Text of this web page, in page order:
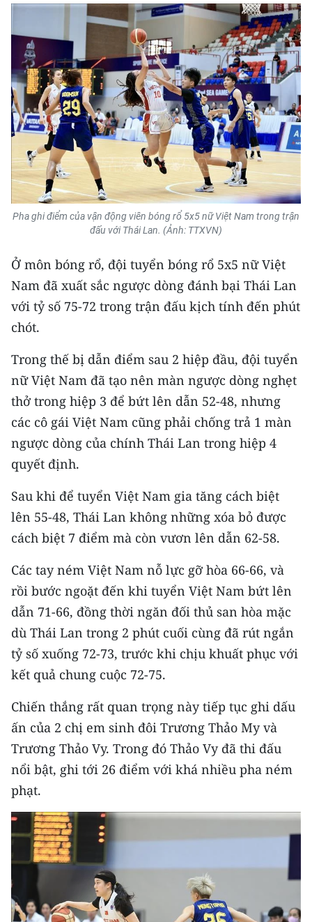
Pha ghi điểm của vận động viên bóng rổ 5x5 nữ Việt Nam trong trận
đấu với Thái Lan. (Ảnh: TTXVN)
Ở môn bóng rổ, đội tuyển bóng rổ 5x5 nữ Việt
Nam đã xuất sắc ngược dòng đánh bại Thái Lan
với tỷ số 75-72 trong trận đấu kịch tính đến phút
chót.
Trong thế bị dẫn điểm sau 2 hiệp đầu, đội tuyển
nữ Việt Nam đã tạo nên màn ngược dòng nghẹt
thở trong hiệp 3 để bứt lên dẫn 52-48, nhưng
các cô gái Việt Nam cũng phải chống trả 1 màn
ngược dòng của chính Thái Lan trong hiệp 4
quyết định.
Sau khi để tuyển Việt Nam gia tăng cách biệt
lên 55-48, Thái Lan không những xóa bỏ được
cách biệt 7 điểm mà còn vươn lên dẫn 62-58.
Các tay ném Việt Nam nỗ lực gỡ hòa 66-66, và
rồi bước ngoặt đến khi tuyển Việt Nam bứt lên
dẫn 71-66, đồng thời ngăn đối thủ san hòa mặc
dù Thái Lan trong 2 phút cuối cùng đã rút ngắn
tỷ số xuống 72-73, trước khi chịu khuất phục với
kết quả chung cuộc 72-75.
Chiến thắng rất quan trọng này tiếp tục ghi dấu
ấn của 2 chị em sinh đôi Trương Thảo My và
Trương Thảo Vy. Trong đó Thảo Vy đã thi đấu
nổi bật, ghi tới 26 điểm với khá nhiều pha ném
phạt.